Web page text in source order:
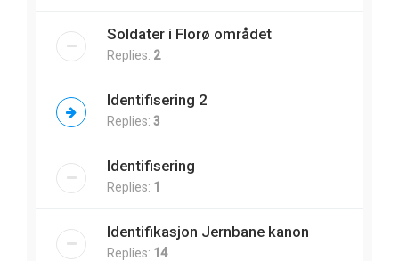
Soldater i Florø området
Replies: 2
Identifisering 2
Replies: 3
Identifisering
Replies: 1
Identifikasjon Jernbane kanon
Replies: 14